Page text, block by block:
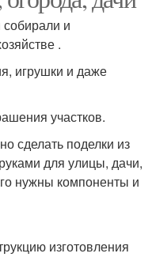
и
.
игрушки и даже
участков.
сделать поделки из
для улицы, дачи,
нужны компоненты и
изготовления